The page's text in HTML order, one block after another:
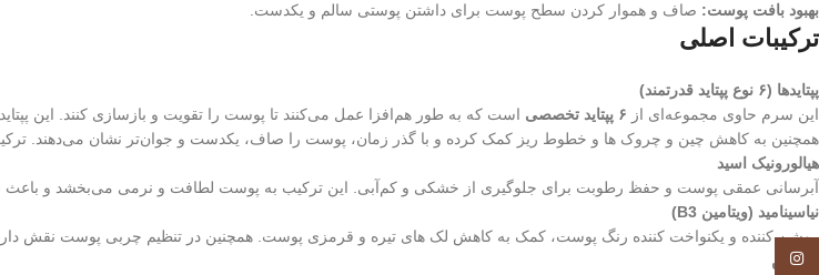
بهبود بافت پوست: صاف و هموار کردن سطح پوست برای داشتن پوستی سالم و یکدست.
ترکیبات اصلی
پپتایدها (۶ نوع پپتاید قدرتمند)
این سرم حاوی مجموعه‌ای از ۶ پپتاید تخصصی است که به طور هم‌افزا عمل می‌کنند تا پوست را تقویت و بازسازی کنند. این
همچنین به کاهش چین و چروک‌ ها و خطوط ریز کمک کرده و با گذر زمان، پوست را صاف‌، یکدست و جوان‌تر نشان می‌دهند.
هیالورونیک اسید
آبرسانی عمقی پوست و حفظ رطوبت برای جلوگیری از خشکی و کم‌آبی. این ترکیب به پوست لطافت و نرمی می‌بخشد و باعث
نیاسینامید (ویتامین B3)
روشن‌ کننده و یکنواخت‌ کننده رنگ پوست، کمک به کاهش لک‌ های تیره و قرمزی پوست. همچنین در تنظیم چربی پوست نقش
آدنوزینInstagram